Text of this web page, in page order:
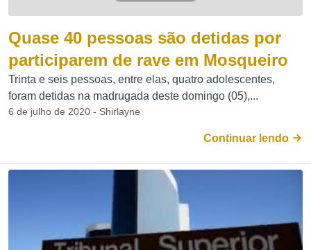
Quase 40 pessoas são detidas por
participarem de rave em Mosqueiro
Trinta e seis pessoas, entre elas, quatro adolescentes,
foram detidas na madrugada deste domingo (05),...
6 de julho de 2020 - Shirlayne
Continuar lendo